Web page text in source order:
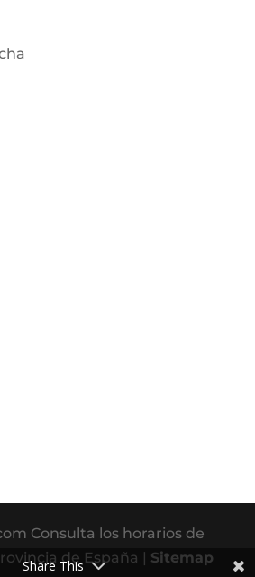
Consulta los horarios de
de España | Sitemap
Share This